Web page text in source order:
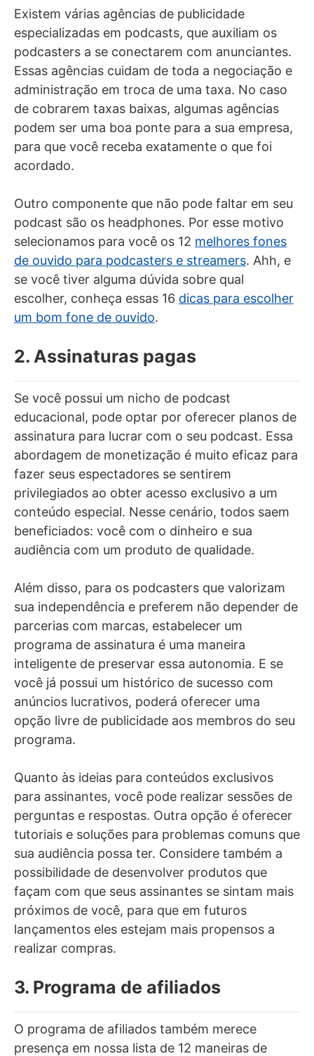
Existem várias agências de publicidade
especializadas em podcasts, que auxiliam os
podcasters a se conectarem com anunciantes.
Essas agências cuidam de toda a negociação e
administração em troca de uma taxa. No caso
de cobrarem taxas baixas, algumas agências
podem ser uma boa ponte para a sua empresa,
para que você receba exatamente o que foi
acordado.
Outro componente que não pode faltar em seu
podcast são os headphones. Por esse motivo
selecionamos para você os 12 melhores fones
de ouvido para podcasters e streamers. Ahh, e
se você tiver alguma dúvida sobre qual
escolher, conheça essas 16 dicas para escolher
um bom fone de ouvido.
2. Assinaturas pagas
Se você possui um nicho de podcast
educacional, pode optar por oferecer planos de
assinatura para lucrar com o seu podcast. Essa
abordagem de monetização é muito eficaz para
fazer seus espectadores se sentirem
privilegiados ao obter acesso exclusivo a um
conteúdo especial. Nesse cenário, todos saem
beneficiados: você com o dinheiro e sua
audiência com um produto de qualidade.
Além disso, para os podcasters que valorizam
sua independência e preferem não depender de
parcerias com marcas, estabelecer um
programa de assinatura é uma maneira
inteligente de preservar essa autonomia. E se
você já possui um histórico de sucesso com
anúncios lucrativos, poderá oferecer uma
opção livre de publicidade aos membros do seu
programa.
Quanto às ideias para conteúdos exclusivos
para assinantes, você pode realizar sessões de
perguntas e respostas. Outra opção é oferecer
tutoriais e soluções para problemas comuns que
sua audiência possa ter. Considere também a
possibilidade de desenvolver produtos que
façam com que seus assinantes se sintam mais
próximos de você, para que em futuros
lançamentos eles estejam mais propensos a
realizar compras.
3. Programa de afiliados
O programa de afiliados também merece
presença em nossa lista de 12 maneiras de